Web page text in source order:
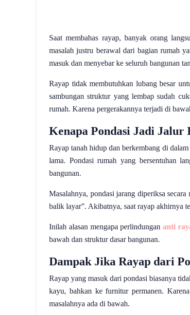
Saat membahas rayap, banyak orang
masalah justru berawal dari bagian rumah
masuk dan menyebar ke seluruh bangunan
Rayap tidak membutuhkan lubang besar
sambungan struktur yang lembap sudah
rumah. Karena pergerakannya terjadi di
Kenapa Pondasi Jadi Jalur
Rayap tanah hidup dan berkembang di
lama. Pondasi rumah yang bersentuhan
bangunan.
Masalahnya, pondasi jarang diperiksa
balik layar”. Akibatnya, saat rayap akhirnya
Inilah alasan mengapa perlindungananti
bawah dan struktur dasar bangunan.
Dampak Jika Rayap dari
Rayap yang masuk dari pondasi biasanya
kayu, bahkan ke furnitur permanen.
masalahnya ada di bawah.